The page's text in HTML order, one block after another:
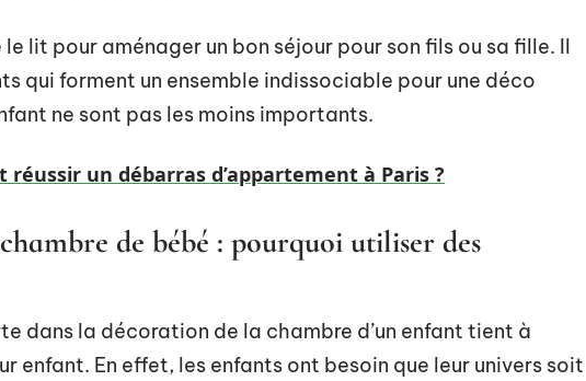
le lit pour aménager un bon séjour pour son fils ou sa fille. Il
qui forment un ensemble indissociable pour une déco
ne sont pas les moins importants.
réussir un débarras d’appartement à Paris ?
de bébé : pourquoi utiliser des
dans la décoration de la chambre d’un enfant tient à
enfant. En effet, les enfants ont besoin que leur univers soit